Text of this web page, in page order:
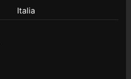
Italia